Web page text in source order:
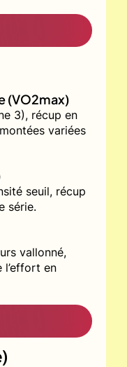
(VO2max)
3), récup en
variées
seuil, récup
série.
vallonné,
en